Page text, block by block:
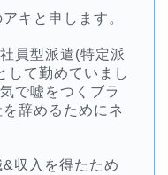
キと申します。
員型派遣(特定派
して勤めていまし
で嘘をつくブラ
辞めるためにネ
収入を得たため